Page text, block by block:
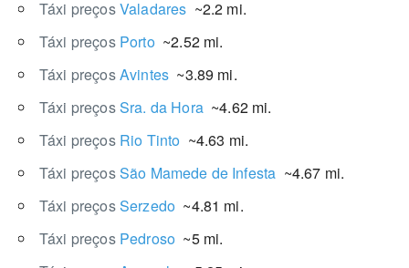
Táxi preçosValadares ~2.2 mi.
Táxi preços Porto~2.52 mi.
Táxi preçosAvintes ~3.89 mi.
Táxi preçosSra. da Hora~4.62 mi.
Táxi preços Rio Tinto ~4.63 mi.
Táxi preçosSão Mamede de Infesta ~4.67 mi.
Táxi preçosSerzedo ~4.81 mi.
Táxi preços Pedroso ~5 mi.